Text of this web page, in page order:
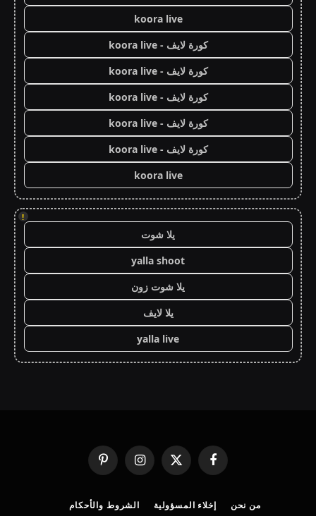
koora live
كورة لايف - koora live
كورة لايف - koora live
كورة لايف - koora live
كورة لايف - koora live
كورة لايف - koora live
koora live
!
يلا شوت
yalla shoot
يلا شوت زون
يلا لايف
yalla live
فيسبوك
X
(Twitter)
الانستغرامبينتيريست
من نحن إخلاء المسؤولية الشروط والأحكام